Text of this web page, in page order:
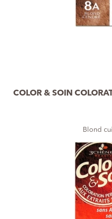
COLOR & SOIN
Blond